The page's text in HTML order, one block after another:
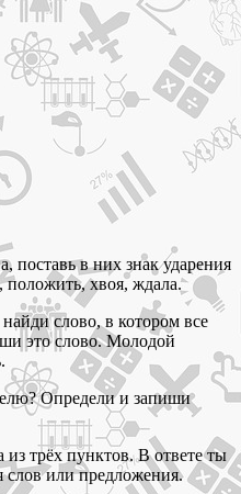
поставь в них знак ударения
хвоя, ждала.
слово, в котором все
это слово. Молодой
Определи и запиши
из трёх пунктов. В ответе ты
слов или предложения.